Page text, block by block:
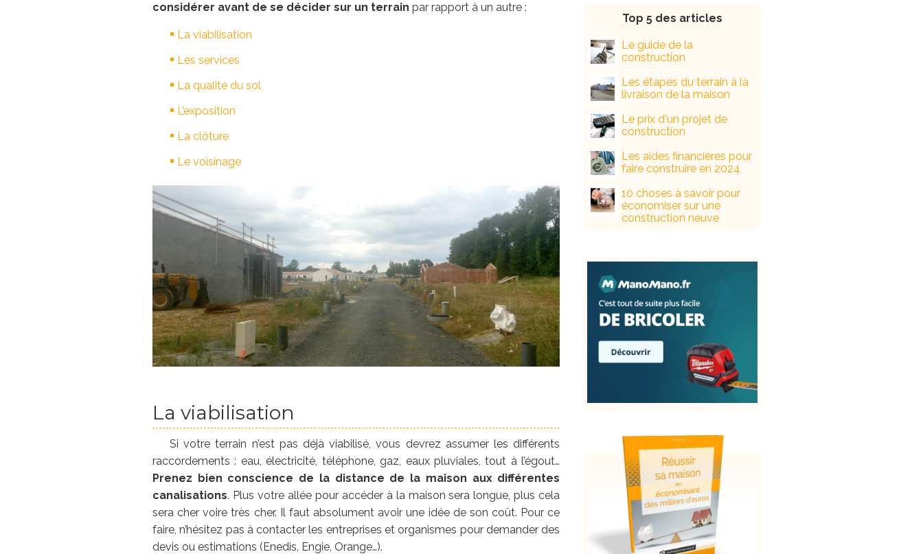
considérer avant de se décider sur un terrain par rapport à un autre :
La viabilisation
Les services
La qualité du sol
L’exposition
La clôture
Le voisinage
La viabilisation
Si votre terrain n’est pas déjà viabilisé, vous devrez assumer les différents
raccordements : eau, électricité, téléphone, gaz, eaux pluviales, tout à l’égout…
Prenez bien conscience de la distance de la maison aux différentes
canalisations. Plus votre allée pour accéder à la maison sera longue, plus cela
sera cher voire très cher. Il faut absolument avoir une idée de son coût. Pour ce
faire, n’hésitez pas à contacter les entreprises et organismes pour demander des
devis ou estimations (Enedis, Engie, Orange…).
Top 5 des articles
Le guide de la
construction
Les étapes du terrain à la
livraison de la maison
Le prix d'un projet de
construction
Les aides financières pour
faire construire en 2024
10 choses à savoir pour
économiser sur une
construction neuve